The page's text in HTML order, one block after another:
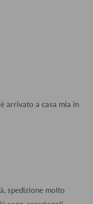
arrivato a casa mia in
spedizione molto